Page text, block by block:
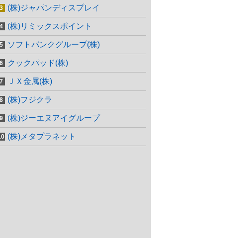
(株)ジャパンディスプレイ
(株)リミックスポイント
ソフトバンクグループ(株)
クックパッド(株)
ＪＸ金属(株)
(株)フジクラ
(株)ジーエヌアイグループ
(株)メタプラネット